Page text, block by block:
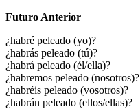
Futuro Anterior
¿habré peleado (yo)?
¿habrás peleado (tú)?
¿habrá peleado (él/ella)?
¿habremos peleado (nosotros)?
¿habréis peleado (vosotros)?
¿habrán peleado (ellos/ellas)?